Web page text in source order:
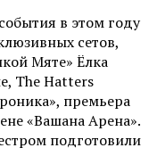
в этом году
сетов,
Мяте» Ёлка
The Hatters
премьера
«Вашана Арена».
подготовили